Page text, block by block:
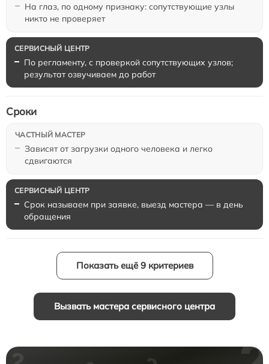
На глаз, по одному признаку: сопутствующие узлы
никто не проверяет
По регламенту, с проверкой сопутствующих узлов;
результат озвучиваем до работ
Зависят от загрузки одного человека и легко
сдвигаются
Сроки
Срок называем при заявке, выезд мастера — в день
обращения
Показать ещё 9 критериев
Вызвать мастера сервисного центра